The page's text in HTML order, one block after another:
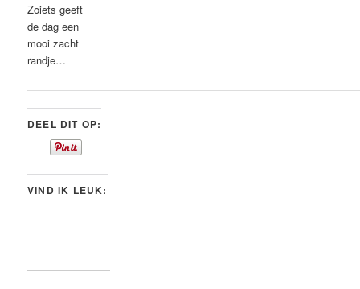
Zoiets geeft
de dag een
mooi zacht
randje…
DEEL DIT OP:
VIND IK LEUK: